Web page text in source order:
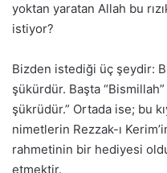
yoktan yaratan Allah bu
istiyor?
Bizden istediği üç şeydir:
şükürdür. Başta
şükrüdür.” Ortada ise; bu
nimetlerin Rezzak-ı
rahmetinin bir hediyesi
etmektir.